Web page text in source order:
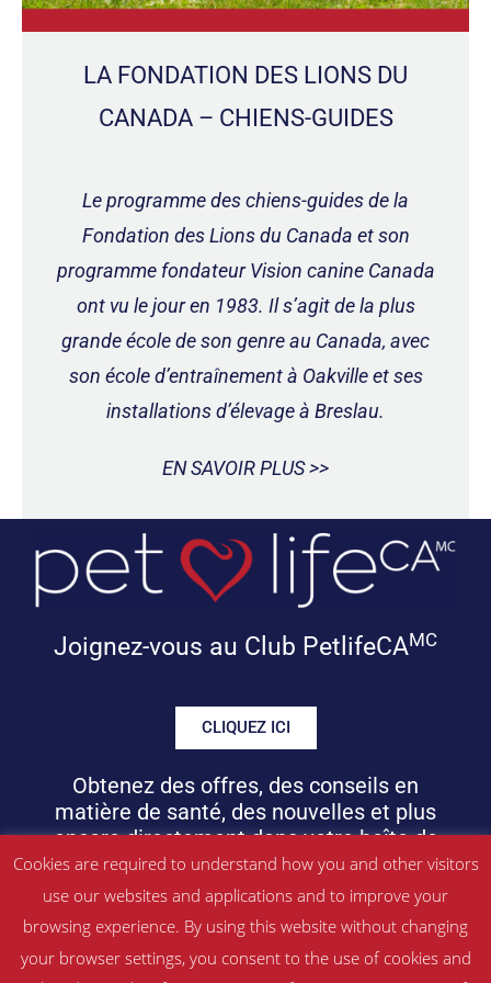
LA FONDATION DES LIONS DU
CANADA – CHIENS-GUIDES
Le programme des chiens-guides de la
Fondation des Lions du Canada et son
programme fondateur Vision canine Canada
ont vu le jour en 1983. Il s’agit de la plus
grande école de son genre au Canada, avec
son école d’entraînement à Oakville et ses
installations d’élevage à Breslau.
EN SAVOIR PLUS >>
Joignez-vous au Club PetlifeCAMC
CLIQUEZ ICI
Obtenez des offres, des conseils en
matière de santé, des nouvelles et plus
encore directement dans votre boîte de
réception.
Conditions d’utilisation
|Politique de confidentialité
À propos de PetlifeCA| Contactez-nous
Cookies are required to understand how you and other visitors
use our websites and applications and to improve your
browsing experience. By using this website without changing
your browser settings, you consent to the use of cookies and